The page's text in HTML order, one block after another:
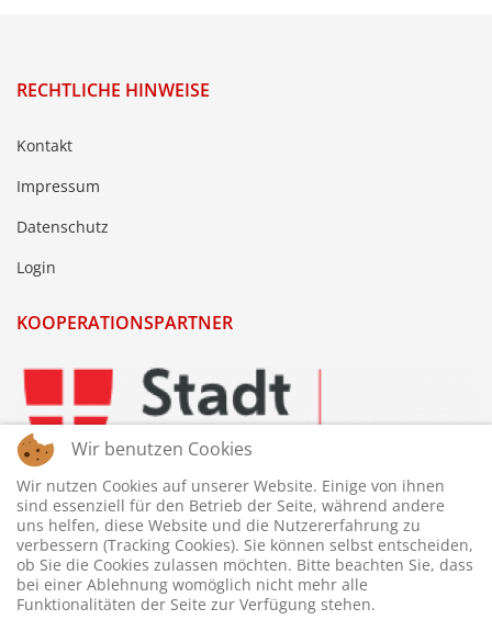
RECHTLICHE HINWEISE
Kontakt
Impressum
Datenschutz
Login
KOOPERATIONSPARTNER
Wir benutzen Cookies
Wir nutzen Cookies auf unserer Website. Einige von ihnen
sind essenziell für den Betrieb der Seite, während andere
uns helfen, diese Website und die Nutzererfahrung zu
verbessern (Tracking Cookies). Sie können selbst entscheiden,
ob Sie die Cookies zulassen möchten. Bitte beachten Sie, dass
bei einer Ablehnung womöglich nicht mehr alle
Funktionalitäten der Seite zur Verfügung stehen.